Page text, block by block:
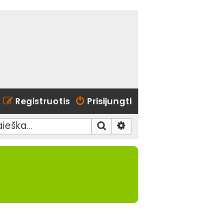
Prisijungti
Registruotis
Ieškoti